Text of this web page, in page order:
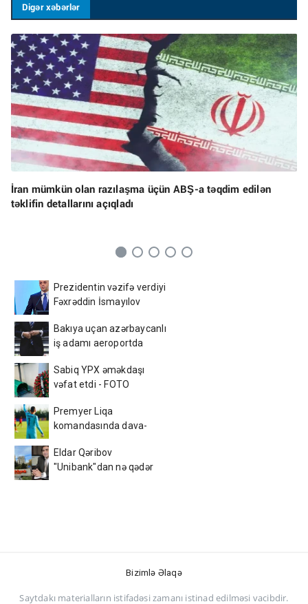
Digər xəbərlər
İran mümkün olan razılaşma üçün ABŞ-a təqdim edilən
təklifin detallarını açıqladı
Prezidentin vəzifə verdiyi
Fəxrəddin İsmayılov
Bakıya uçan azərbaycanlı
iş adamı aeroportda
Sabiq YPX əməkdaşı
vəfat etdi - FOTO
Premyer Liqa
komandasında dava-
döydü!
Eldar Qəribov
"Unibank"dan nə qədər
Bizimlə Əlaqə
Saytdakı materialların istifadəsi zamanı istinad edilməsi vacibdir.